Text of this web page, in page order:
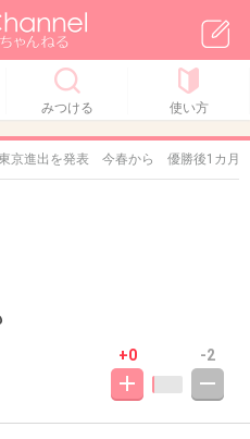
みつける 使い方
東京進出を発表 今春から 優勝後1カ月
+0 -2